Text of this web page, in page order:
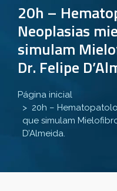
20h –
Neoplasias
simulam
Dr. Felipe
Página inicial
20h –
que simulam
D’Almeida.